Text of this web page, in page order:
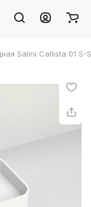
Salini Callista 01